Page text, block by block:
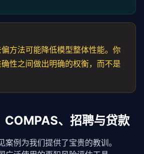
方法可能降低模型整体性能。你
性之间做出明确的权衡，而不是
COMPAS、招聘与贷款
案例为我们提供了宝贵的教训。